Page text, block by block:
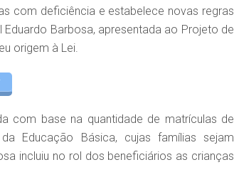
com deficiência e estabelece novas regras
Barbosa, apresentada ao Projeto de
origem à Lei.
com base na quantidade de matrículas de
Educação Básica, cujas famílias sejam
incluiu no rol dos beneficiários as crianças